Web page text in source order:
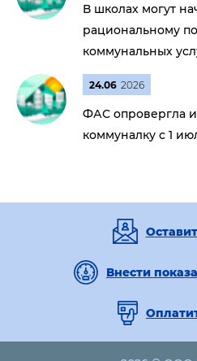
В школах могут
рациональному
коммунальных
24.06 2026
ФАС опровергла
коммуналку с 1
Внести